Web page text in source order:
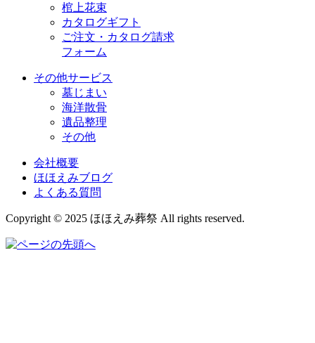
棺上花束
カタログギフト
ご注文・カタログ請求
フォーム
その他サービス
墓じまい
海洋散骨
遺品整理
その他
会社概要
ほほえみブログ
よくある質問
Copyright © 2025 ほほえみ葬祭 All rights reserved.